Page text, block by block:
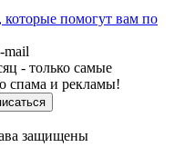
помогут вам по
mail
- только самые
спама и рекламы!
защищены